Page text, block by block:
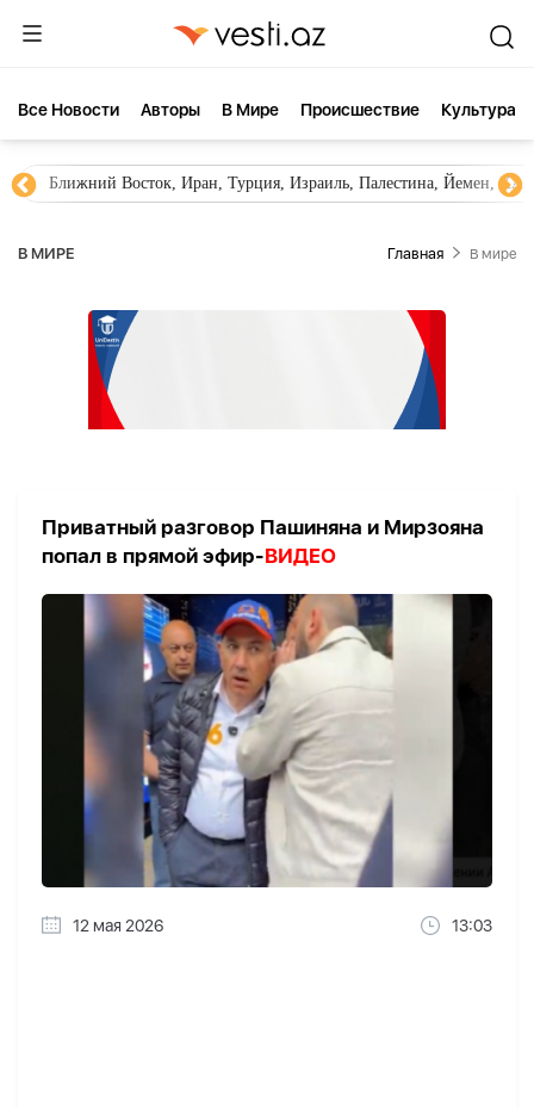
Все Новости Aвторы В Мире Происшествие Культура
Ближний Восток, Иран, Турция, Израиль, Палестина, Йемен,
В МИРЕ Главная В мире
Приватный разговор Пашиняна и Мирзояна
попал в прямой эфир-ВИДЕО
12 мая 2026 13:03